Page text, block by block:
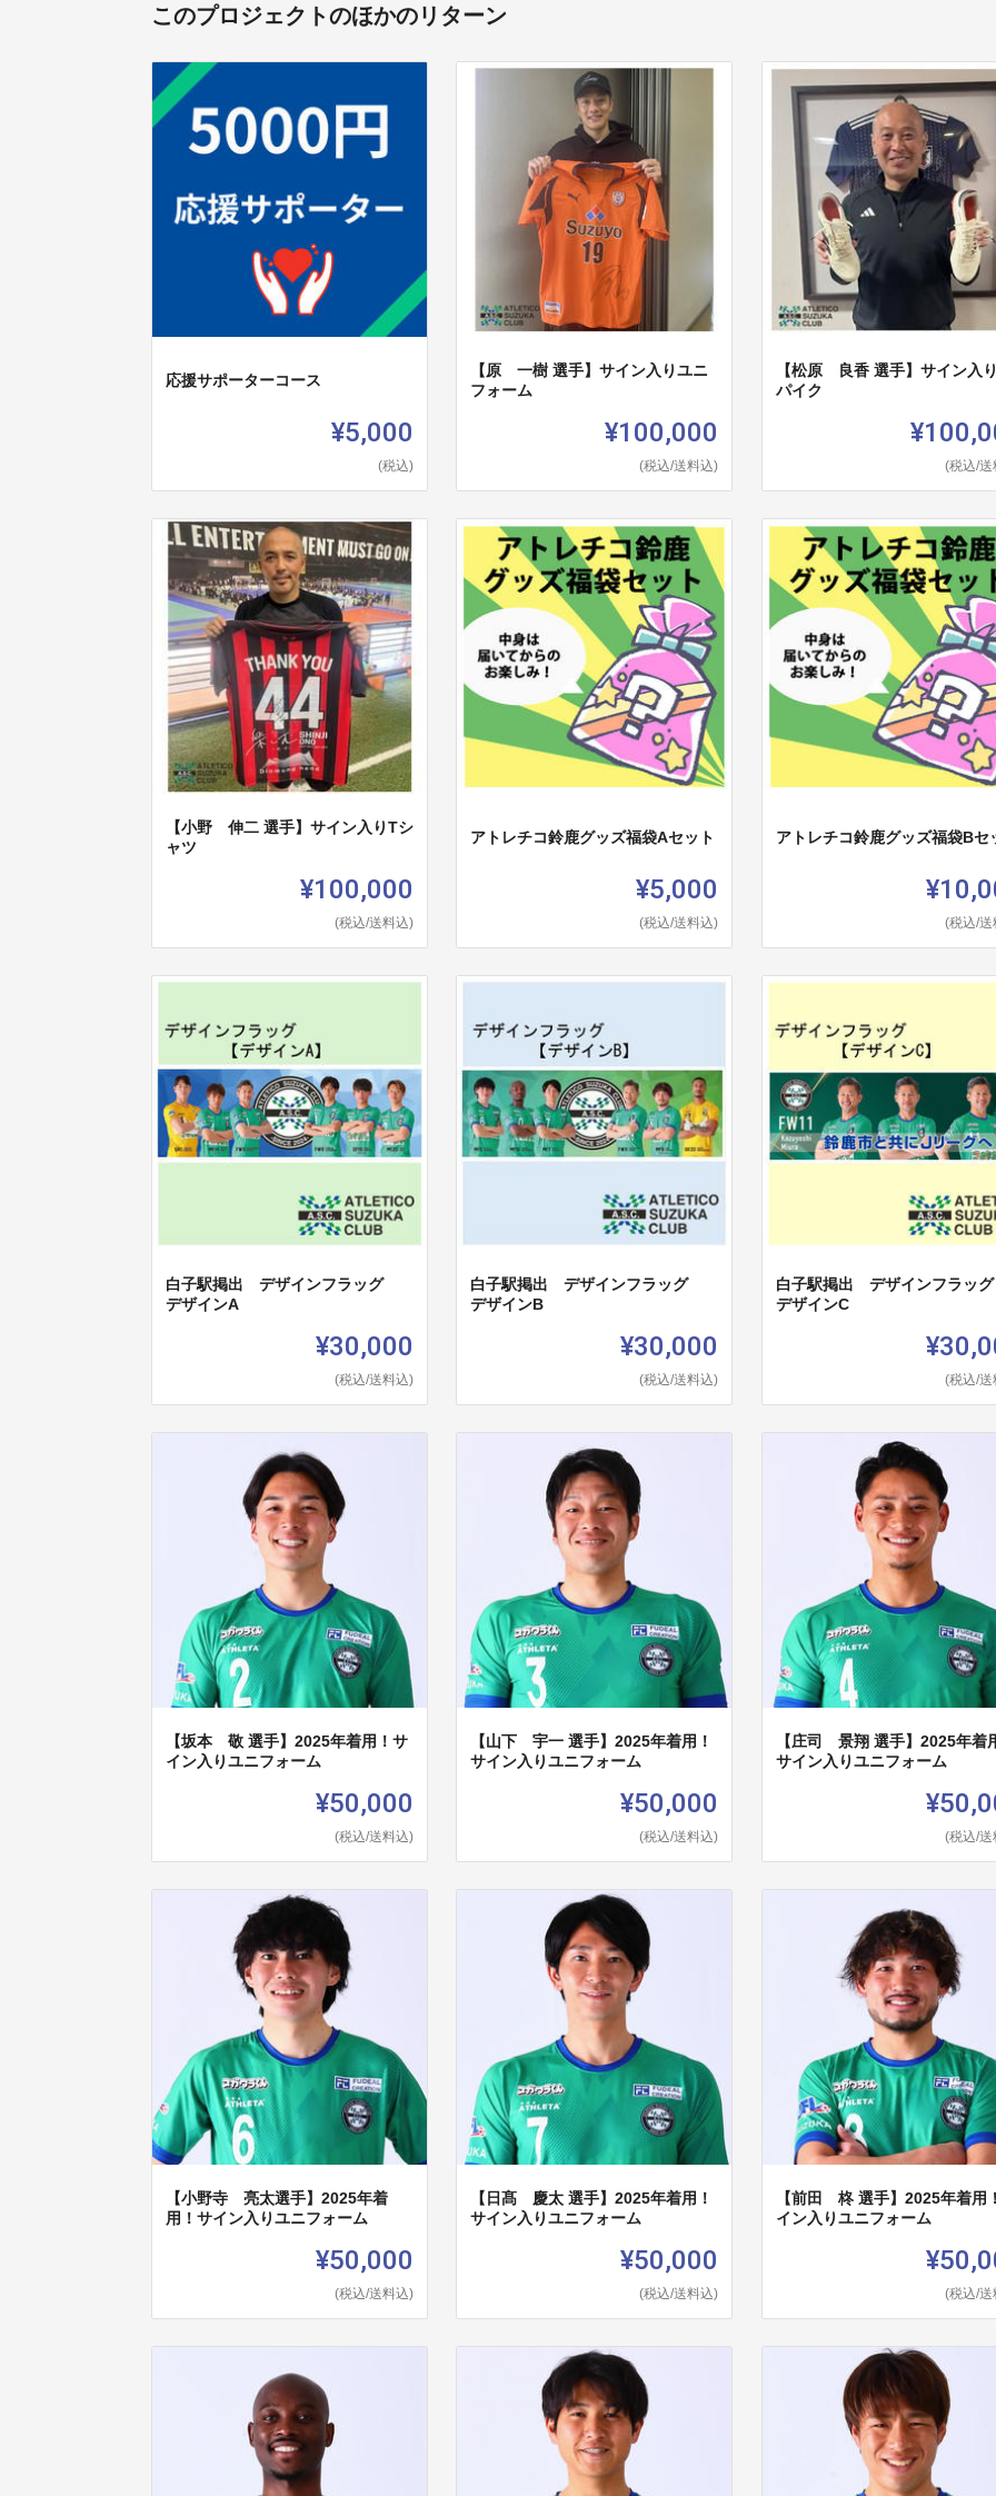
このプロジェクトのほかのリターン
応援サポーターコース
¥5,000
(税込)
【原 一樹 選手】サイン入りユニ
フォーム
¥100,000
(税込/送料込)
【松原 良香 選手】サイン入
パイク
(税込/送
【小野 伸二 選手】サイン入りTシ
ャツ
¥100,000
(税込/送料込)
アトレチコ鈴鹿グッズ福袋Aセット
¥5,000
(税込/送料込)
アトレチコ鈴鹿グッズ福袋Bセ
(税込/送
白子駅掲出 デザインフラッグ
デザインA
¥30,000
(税込/送料込)
白子駅掲出 デザインフラッグ
デザインB
¥30,000
(税込/送料込)
白子駅掲出 デザインフラッ
デザインC
(税込/送
【坂本 敬 選手】2025年着用！サ
イン入りユニフォーム
¥50,000
(税込/送料込)
【山下 宇一 選手】2025年着用！
サイン入りユニフォーム
¥50,000
(税込/送料込)
【庄司 景翔 選手】2025年着
サイン入りユニフォーム
(税込/送
【小野寺 亮太選手】2025年着
用！サイン入りユニフォーム
¥50,000
(税込/送料込)
【日髙 慶太 選手】2025年着用！
サイン入りユニフォーム
¥50,000
(税込/送料込)
【前田 柊 選手】2025年着用
イン入りユニフォーム
(税込/送